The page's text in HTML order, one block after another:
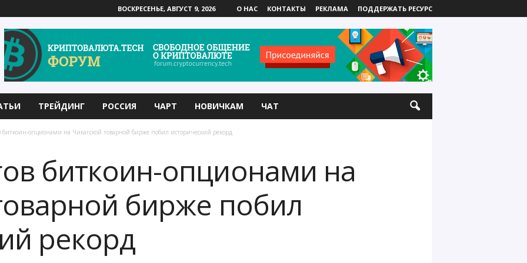
ВОСКРЕСЕНЬЕ, АВГУСТ 9, 2026 О НАС КОНТАКТЫ РЕКЛАМА ПОДДЕРЖАТЬ РЕСУРС
ТРЕЙДИНГ РОССИЯ ЧАРТ НОВИЧКАМ ЧАТ
биткоин-опционами на Чикагской товарной бирже побил исторический рекорд
биткоин-опционами на
бирже побил
рекорд